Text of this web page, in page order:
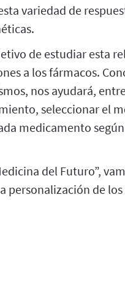
variedad de
de estudiar esta
a los fármacos.
nos ayudará,
seleccionar el
medicamento
del Futuro”,
personalización de